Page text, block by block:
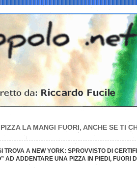
LA MANGI FUORI, ANCHE SE TI
TROVA A NEW YORK: SPROVVISTO DI
AD ADDENTARE UNA PIZZA IN PIEDI, FUORI